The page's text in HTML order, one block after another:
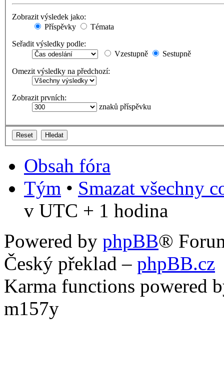
Zobrazit výsledek jako:
Příspěvky
Témata
Seřadit výsledky podle:
Vzestupně
Sestupně
Omezit výsledky na předchozí:
Zobrazit prvních:
znaků příspěvku
Obsah fóra
Tým • Smazat všechny
v UTC + 1 hodina
Powered by phpBB®
Český překlad – phpBB.cz
Karma functions powered
m157y